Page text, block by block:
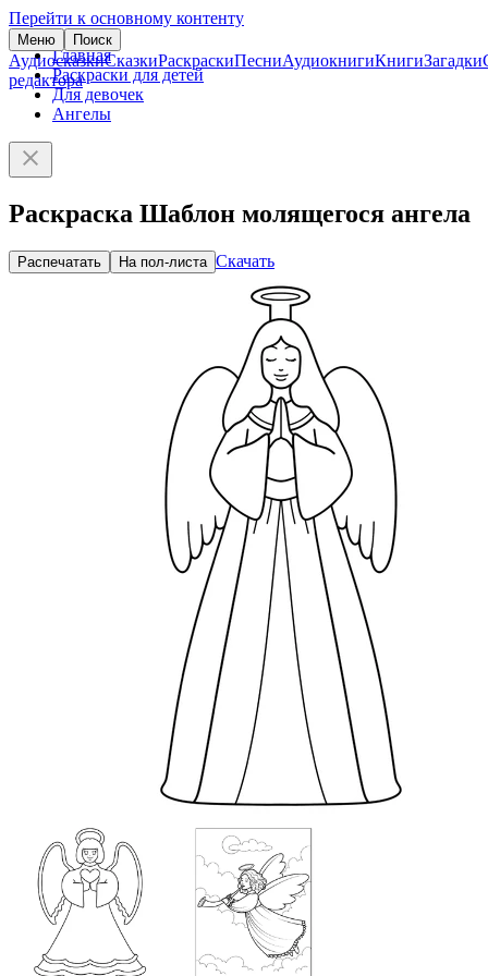
Перейти к основному контенту
Меню Поиск
АудиосказкиСказкиРаскраскиПесниАудиокнигиКнигиЗагадки
редактора
Главная
Раскраски для детей
Для девочек
Ангелы
Раскраска Шаблон молящегося ангела
Распечатать На пол-листа Скачать